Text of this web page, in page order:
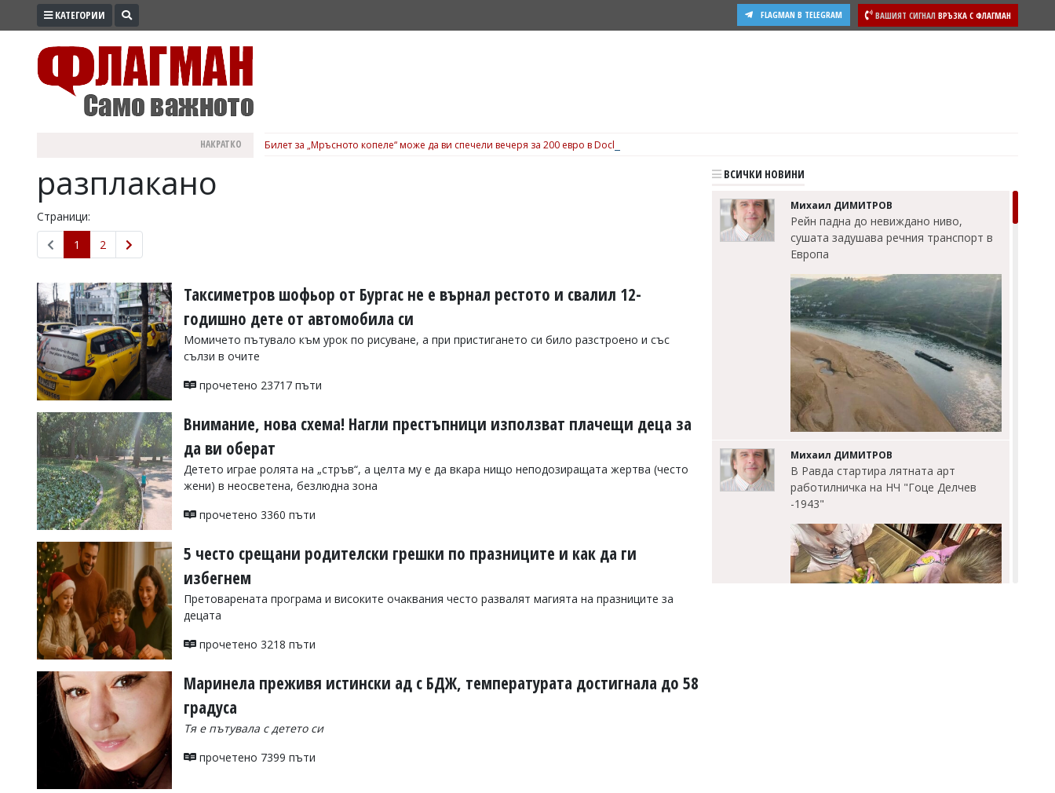
ПРОМО
ЗДРАВЕ
ПОЛИТИКА
ОБЩИНИ
ОБЩЕСТВО
ЛАЙФСТАЙЛ
ВОЙНАТА
УКРАЙНА
СПОРТ
РАЗСЛЕДВАНЕ
БИЗНЕС
Управители:
Веселин
Василев,
v.vasilev@flagman.bg
Касабова,
k.kassabova@flagman.bg
Главен
редактор:
Колев,
office@flagman.bg
Коментарите
КАТЕГОРИИ ВАШИЯТ СИГНАЛ ВРЪЗКА С ФЛАГМАН
FLAGMAN В TELEGRAM
НАКРАТКО Билет за „Мръсното копеле“ може да ви спечели вечеря за 200 евро в Dock 5, вижте подробности
разплакано
Страници:
1
2
Таксиметров шофьор от Бургас не е върнал рестото и свалил 12-
годишно дете от автомобила си
Момичето пътувало към урок по рисуване, а при пристигането си било разстроено и със
сълзи в очите
прочетено 23717 пъти
Внимание, нова схема! Нагли престъпници използват плачещи деца за
да ви оберат
Детето играе ролята на „стръв“, а целта му е да вкара нищо неподозиращата жертва (често
жени) в неосветена, безлюдна зона
прочетено 3360 пъти
5 често срещани родителски грешки по празниците и как да ги
избегнем
Претоварената програма и високите очаквания често развалят магията на празниците за
децата
прочетено 3218 пъти
Маринела преживя истински ад с БДЖ, температурата достигнала до 58
градуса
Тя е пътувала с детето си
прочетено 7399 пъти
ВСИЧКИ НОВИНИ
Михаил ДИМИТРОВ
Рейн падна до невиждано ниво,
сушата задушава речния транспорт в
Европа
Михаил ДИМИТРОВ
В Равда стартира лятната арт
работилничка на НЧ "Гоце Делчев
-1943"